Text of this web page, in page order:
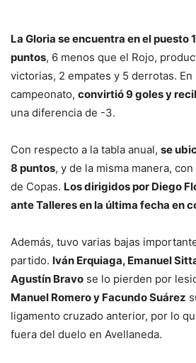
La Gloria se encuentra en el puesto
puntos, 6 menos que el Rojo,
victorias, 2 empates y 5 derrotas. En
campeonato, convirtió 9 goles y
una diferencia de -3.
Con respecto a la tabla anual, se
8 puntos, y de la misma manera,
de Copas. Los dirigidos por Diego
ante Talleres en la última fecha en
Además, tuvo varias bajas
partido. Iván Erquiaga, Emanuel
Agustín Bravo se lo pierden por
Manuel Romero y Facundo Suárez
ligamento cruzado anterior, por lo
fuera del duelo en Avellaneda.